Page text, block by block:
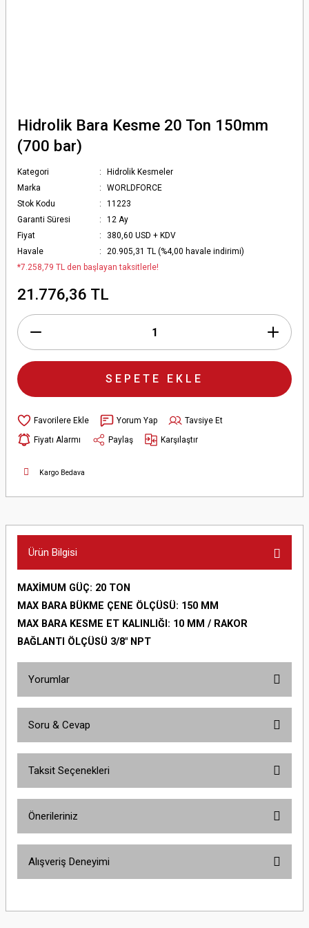
Hidrolik Bara Kesme 20 Ton 150mm
(700 bar)
Kategori
Hidrolik Kesmeler
Marka
WORLDFORCE
Stok Kodu
11223
Garanti Süresi
12 Ay
Fiyat
380,60 USD + KDV
Havale
20.905,31 TL (%4,00 havale indirimi)
*7.258,79 TL den başlayan taksitlerle!
21.776,36 TL
SEPETE EKLE
Yorum Yap
Tavsiye Et
Fiyatı Alarmı
Paylaş Karşılaştır
Kargo Bedava
Ürün Bilgisi
MAXİMUM GÜÇ: 20 TON
MAX BARA BÜKME ÇENE ÖLÇÜSÜ: 150 MM
MAX BARA KESME ET KALINLIĞI: 10 MM / RAKOR
BAĞLANTI ÖLÇÜSÜ 3/8" NPT
Yorumlar
Soru & Cevap
Taksit Seçenekleri
Önerileriniz
yetersiz gördüğünüz noktaları öneri formunu kullanarak tarafımıza
Alışveriş Deneyimi